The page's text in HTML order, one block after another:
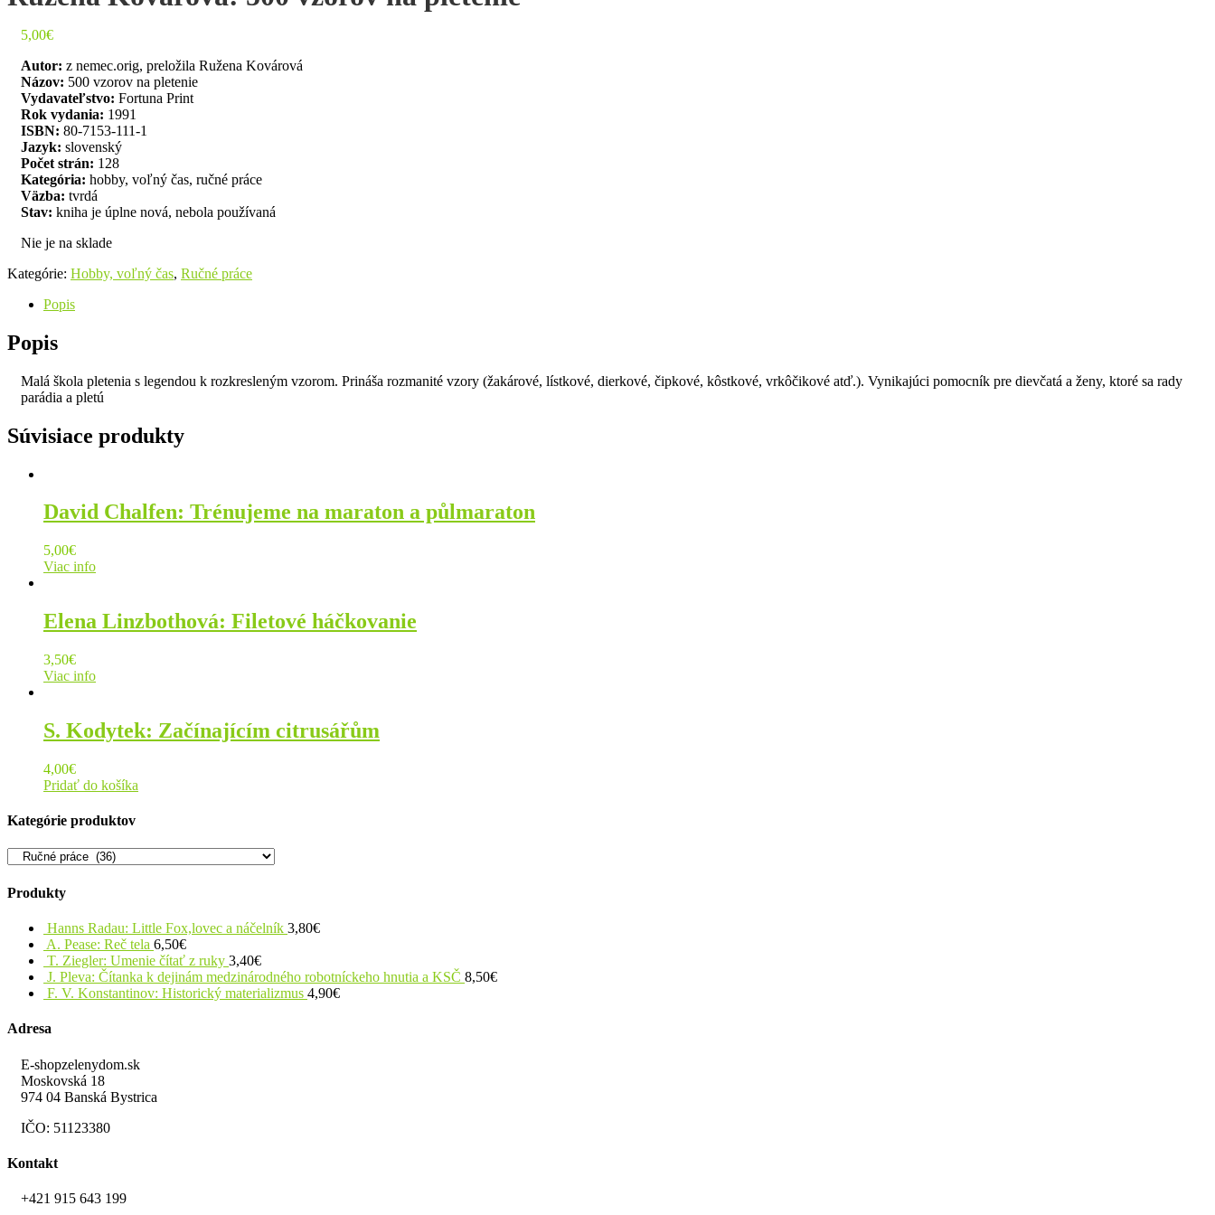
5,00€
Autor: z nemec.orig, preložila Ružena Kovárová
Názov: 500 vzorov na pletenie
Vydavateľstvo: Fortuna Print
Rok vydania: 1991
ISBN: 80-7153-111-1
Jazyk: slovenský
Počet strán: 128
Kategória: hobby, voľný čas, ručné práce
Väzba: tvrdá
Stav: kniha je úplne nová, nebola používaná
Nie je na sklade
Kategórie: Hobby, voľný čas, Ručné práce
Popis
Popis
Malá škola pletenia s legendou k rozkresleným vzorom. Prináša rozmanité vzory (žakárové, lístkové, dierkové, čipkové, kôstkové, vrkôčikové atď.). Vynikajúci pomocník pre dievčatá a ženy, ktoré sa rady
parádia a pletú
Súvisiace produkty
David Chalfen: Trénujeme na maraton a půlmaraton
5,00€
Viac info
Elena Linzbothová: Filetové háčkovanie
3,50€
Viac info
S. Kodytek: Začínajícím citrusářům
4,00€
Pridať do košíka
Kategórie produktov
Produkty
Hanns Radau: Little Fox,lovec a náčelník 3,80€
A. Pease: Reč tela 6,50€
T. Ziegler: Umenie čítať z ruky 3,40€
J. Pleva: Čítanka k dejinám medzinárodného robotníckeho hnutia a KSČ 8,50€
F. V. Konstantinov: Historický materializmus 4,90€
Adresa
E-shopzelenydom.sk
Moskovská 18
974 04 Banská Bystrica
IČO: 51123380
Kontakt
+421 915 643 199